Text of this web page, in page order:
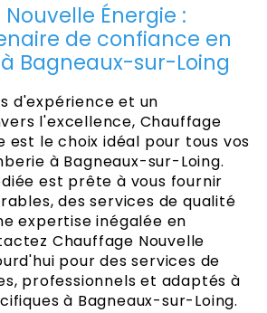
Énergie :
de confiance en
Bagneaux-sur-Loing
d'expérience et un
l'excellence, Chauffage
est le choix idéal pour tous vos
à Bagneaux-sur-Loing.
est prête à vous fournir
des services de qualité
expertise inégalée en
Chauffage Nouvelle
pour des services de
professionnels et adaptés à
à Bagneaux-sur-Loing.